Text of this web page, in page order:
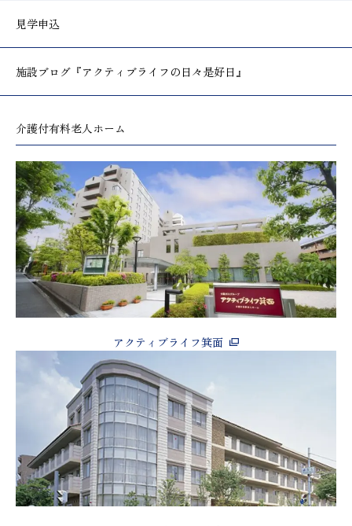
見学申込
施設ブログ 『アクティブライフの日々是好日』
介護付有料老人ホーム
アクティブライフ箕面